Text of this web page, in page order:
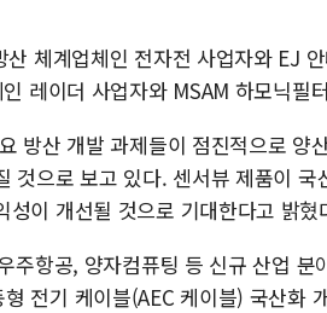
체계업체인 전자전 사업자와 EJ
레이더 사업자와 MSAM 하모닉필
방산 개발 과제들이 점진적으로 양
것으로 보고 있다. 센서뷰 제품이
성이 개선될 것으로 기대한다고 밝혔
주항공, 양자컴퓨팅 등 신규 산업
전기 케이블(AEC 케이블) 국산화